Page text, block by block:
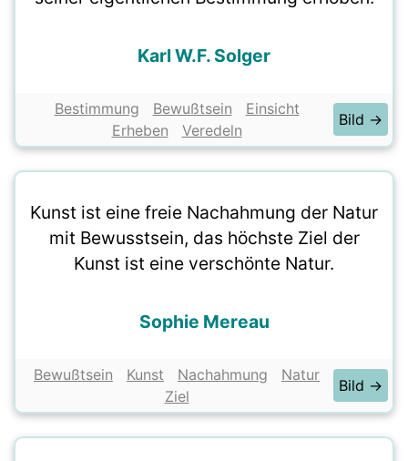
Karl W.F. Solger
Bestimmung Bewußtsein
Einsicht
Erheben
Veredeln
Bild →
Kunst ist eine freie Nachahmung der Natur
mit Bewusstsein, das höchste Ziel der
Kunst ist eine verschönte Natur.
Sophie Mereau
Bewußtsein Kunst Nachahmung
Natur
Ziel
Bild →